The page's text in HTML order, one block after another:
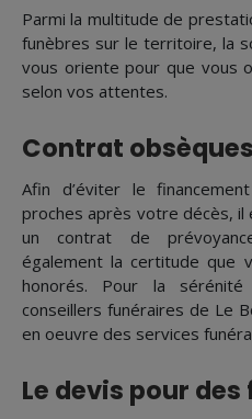
Parmi la multitude de
funèbres sur le territoire, la
vous oriente pour que vous
selon vos attentes.
Contrat obsèques
Afin d’éviter le
proches après votre décès,
un contrat de
également la certitude que
honorés. Pour la
conseillers funéraires de Le
en oeuvre des services
Le devis pour